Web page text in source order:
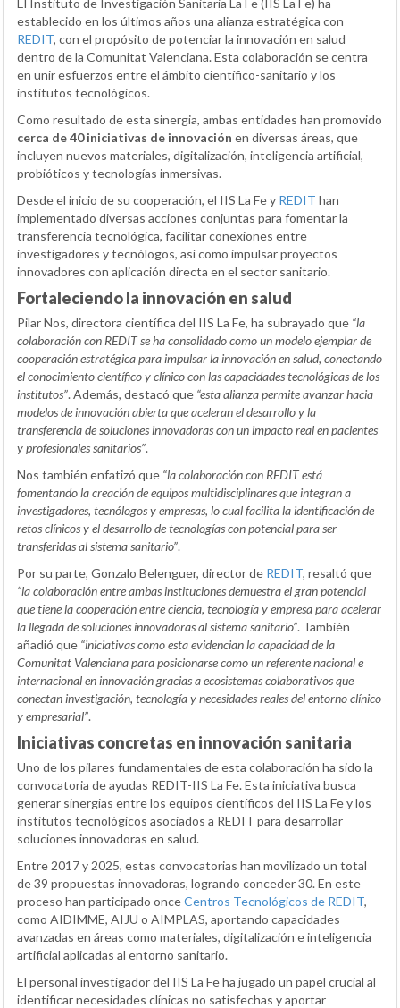
establecido en los últimos años una alianza estratégica con
REDIT, con el propósito de potenciar la innovación en salud
dentro de la Comunitat Valenciana. Esta colaboración se centra
en unir esfuerzos entre el ámbito científico-sanitario y los
institutos tecnológicos.
Como resultado de esta sinergia, ambas entidades han promovido
cerca de 40 iniciativas de innovación en diversas áreas, que
incluyen nuevos materiales, digitalización, inteligencia artificial,
probióticos y tecnologías inmersivas.
Desde el inicio de su cooperación, el IIS La Fe y REDIT han
implementado diversas acciones conjuntas para fomentar la
transferencia tecnológica, facilitar conexiones entre
investigadores y tecnólogos, así como impulsar proyectos
innovadores con aplicación directa en el sector sanitario.
Fortaleciendo la innovación en salud
Pilar Nos, directora científica del IIS La Fe, ha subrayado que “la
colaboración con REDIT se ha consolidado como un modelo ejemplar de
cooperación estratégica para impulsar la innovación en salud, conectando
el conocimiento científico y clínico con las capacidades tecnológicas de los
institutos”. Además, destacó que “esta alianza permite avanzar hacia
modelos de innovación abierta que aceleran el desarrollo y la
transferencia de soluciones innovadoras con un impacto real en pacientes
y profesionales sanitarios”.
Nos también enfatizó que “la colaboración con REDIT está
fomentando la creación de equipos multidisciplinares que integran a
investigadores, tecnólogos y empresas, lo cual facilita la identificación de
retos clínicos y el desarrollo de tecnologías con potencial para ser
transferidas al sistema sanitario”.
Por su parte, Gonzalo Belenguer, director de REDIT, resaltó que
“la colaboración entre ambas instituciones demuestra el gran potencial
que tiene la cooperación entre ciencia, tecnología y empresa para acelerar
la llegada de soluciones innovadoras al sistema sanitario”. También
añadió que “iniciativas como esta evidencian la capacidad de la
Comunitat Valenciana para posicionarse como un referente nacional e
internacional en innovación gracias a ecosistemas colaborativos que
conectan investigación, tecnología y necesidades reales del entorno clínico
y empresarial”.
Iniciativas concretas en innovación sanitaria
Uno de los pilares fundamentales de esta colaboración ha sido la
convocatoria de ayudas REDIT-IIS La Fe. Esta iniciativa busca
generar sinergias entre los equipos científicos del IIS La Fe y los
institutos tecnológicos asociados a REDIT para desarrollar
soluciones innovadoras en salud.
Entre 2017 y 2025, estas convocatorias han movilizado un total
de 39 propuestas innovadoras, logrando conceder 30. En este
proceso han participado onceCentros Tecnológicos de REDIT,
como AIDIMME, AIJU o AIMPLAS, aportando capacidades
avanzadas en áreas como materiales, digitalización e inteligencia
artificial aplicadas al entorno sanitario.
El personal investigador del IIS La Fe ha jugado un papel crucial al
identificar necesidades clínicas no satisfechas y aportar